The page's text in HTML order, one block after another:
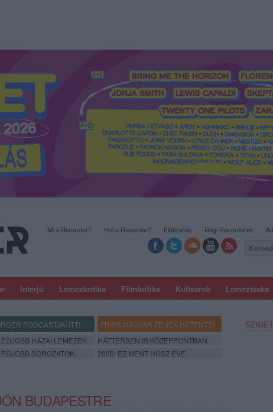
Interjú Lemezkritika Filmkritika Kultsarok Lemeztáska
Mi a Recorder? Hol a Recorder? Előfizetés Régi Recorderek
PODCASTJAI ITT!
FRISS MAGYAR ZENÉK HETENTE!
HAZAI LEMEZEK.
HÁTTÉRBEN IS KÖZÉPPONTBAN.
SOROZATOK. 2005: EZ MENT HÚSZ ÉVE.
BUDAPESTRE